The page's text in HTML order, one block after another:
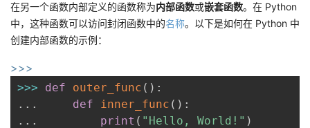
藏
在另一个函数内部定义的函数称为内部函数或嵌套函数。在 Python
中，这种函数可以访问封闭函数中的名称。以下是如何在 Python 中
创建内部函数的示例：
>>>
>>> def outer_func ( ) :
. . . def inner_func ( ) :
. . . print ( "Hello, World!" )